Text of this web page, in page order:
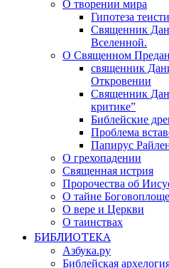
О творении мира
Гипотеза
Священник
Вселенной.
О Священном
священник
Откровении
Священник
критике”
Библейские
Проблема
Папирус
О грехопадении
Священная истрия
Пророчества об
О тайне
О вере и Церкви
О таинствах
БИБЛИОТЕКА
Азбука.ру
Библейская